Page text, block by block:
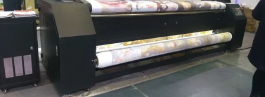
САЙТА
ПОЛИТИКА
КОНФИДЕНЦИАЛЬНОСТИ